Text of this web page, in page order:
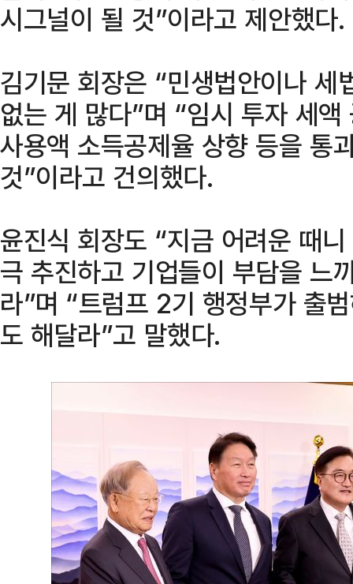
시그널이 될 것”이라고 제안했다.
김기문 회장은 “민생법안이나
없는 게 많다”며 “임시 투자 세
사용액 소득공제율 상향 등을 통
것”이라고 건의했다.
윤진식 회장도 “지금 어려운 때
극 추진하고 기업들이 부담을 느
라”며 “트럼프 2기 행정부가 출
도 해달라”고 말했다.